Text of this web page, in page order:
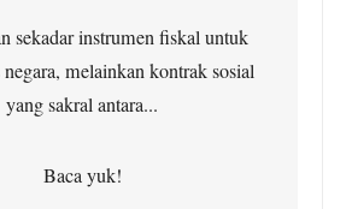
sekadar instrumen fiskal untuk
melainkan kontrak sosial
yang sakral antara...
Baca yuk!